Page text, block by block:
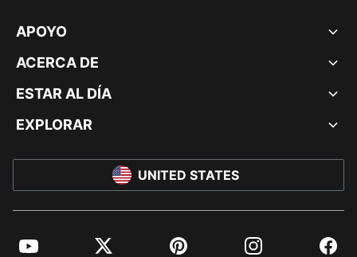
APOYO
ACERCA DE
ESTAR AL DÍA
EXPLORAR
UNITED STATES
YouTube Twitter Pinterest Instagram